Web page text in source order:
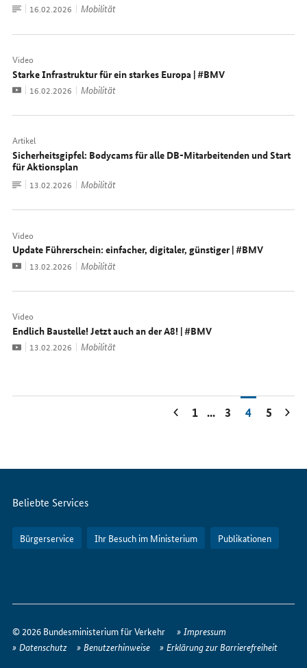
Zum
Dokument
Datum:
16.02.2026 Mobilität
Video
Starke Infrastruktur für ein starkes Europa | #BMV
VideoDatum:
16.02.2026 Mobilität
Artikel
Sicherheitsgipfel: Bodycams für alle DB-Mitarbeitenden und Start
für Aktionsplan
Zum
Dokument
Datum:
13.02.2026 Mobilität
Video
Update Führerschein: einfacher, digitaler, günstiger | #BMV
VideoDatum:
13.02.2026 Mobilität
Video
Endlich Baustelle! Jetzt auch an der A8! | #BMV
VideoDatum:
13.02.2026 Mobilität
1 ... 3 4 5
Servicemenü
Beliebte Services
Bürgerservice Ihr Besuch im Ministerium Publikationen
erreichen
Sie
© 2026 Bundesministerium für Verkehr
Impressum
Datenschutz
Benutzerhinweise Erklärung zur Barrierefreiheit